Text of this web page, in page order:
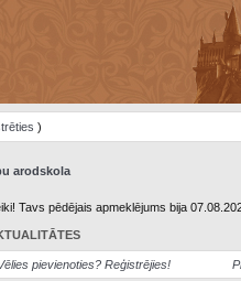
)
arodskola
Tavs pēdējais apmeklējums bija
pievienoties? Reģistrējies!